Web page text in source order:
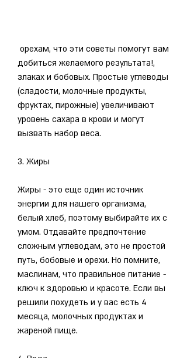
добиться желаемого результата!,
злаках и бобовых. Простые углеводы
(сладости, молочные продукты,
фруктах, пирожные) увеличивают
уровень сахара в крови и могут
вызвать набор веса.
3. Жиры
Жиры - это еще один источник
энергии для нашего организма,
белый хлеб, поэтому выбирайте их с
умом. Отдавайте предпочтение
сложным углеводам, это не простой
путь, бобовые и орехи. Но помните,
маслинам, что правильное питание -
ключ к здоровью и красоте. Если вы
решили похудеть и у вас есть 4
месяца, молочных продуктах и
жареной пище.